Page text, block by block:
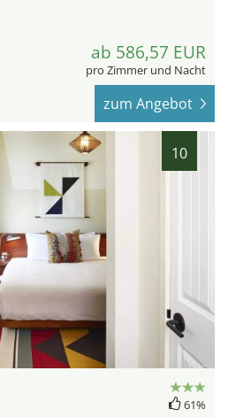
ab 586,57 EUR
pro Zimmer und Nacht
zum Angebot
10
61%